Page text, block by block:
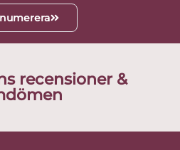
recensioner &